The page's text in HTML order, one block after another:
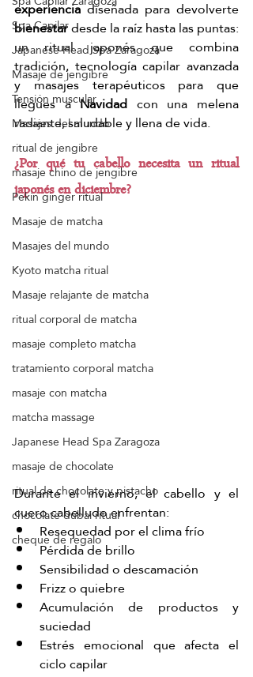
Spa Capilar
Japanese Head Spa Zaragoza
Masaje de jengibre
Tensión muscular
Masajes del mundo
ritual de jengibre
masaje chino de jengibre
Pekín ginger ritual
Masaje de matcha
Masajes del mundo
Kyoto matcha ritual
Masaje relajante de matcha
ritual corporal de matcha
masaje completo matcha
tratamiento corporal matcha
masaje con matcha
matcha massage
Japanese Head Spa Zaragoza
masaje de chocolate
ritual de chocolate y pistacho
chocolate dubai ritual
cheque de regalo
experiencia
bienestar desde la raíz hasta las puntas:
un ritual japonés que combina
tradición, tecnología capilar avanzada
y masajes terapéuticos para que
llegues a Navidad con una melena
radiante, saludable y llena de vida.
¿Por qué tu cabello necesita un ritual
japonés en diciembre?
Durante el invierno, el cabello y el
cuero cabelludo enfrentan:
Resequedad por el clima frío
Pérdida de brillo
Sensibilidad o descamación
Frizz o quiebre
Acumulación de productos y
suciedad
Estrés emocional que afecta el
ciclo capilar